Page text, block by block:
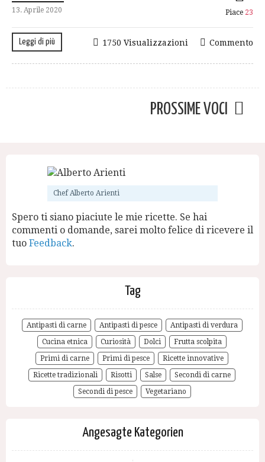
13. Aprile 2020 Piace 23
Leggi di più Commento
1750 Visualizzazioni
PROSSIME VOCI
Chef Alberto Arienti
Spero ti siano piaciute le mie ricette. Se hai
commenti o domande, sarei molto felice di ricevere il
tuo Feedback.
Tag
Antipasti di carne Antipasti di pesce
Antipasti di verdura
Cucina etnica
Curiosità Dolci
Frutta scolpita
Primi di carne
Primi di pesce
Ricette innovative
Ricette tradizionali
Risotti Salse
Secondi di carne
Secondi di pesce
Vegetariano
Angesagte Kategorien